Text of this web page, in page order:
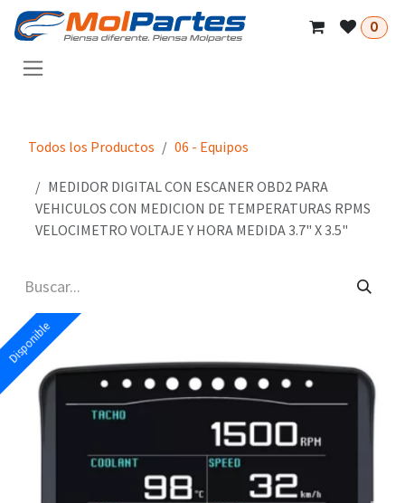
Ir al contenido
0
Todos los Productos 06 - Equipos
MEDIDOR DIGITAL CON ESCANER OBD2 PARA
VEHICULOS CON MEDICION DE TEMPERATURAS RPMS
VELOCIMETRO VOLTAJE Y HORA MEDIDA 3.7" X 3.5"
Disponible
Disponible